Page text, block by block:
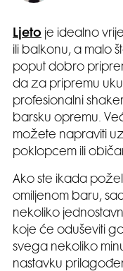
Ljeto je idealno
ili balkonu, a malo
poput dobro
da za pripremu
profesionalni
barsku opremu.
možete napraviti
poklopcem ili
Ako ste ikada
omiljenom baru,
nekoliko
koje će oduševiti
svega nekoliko
nastavku